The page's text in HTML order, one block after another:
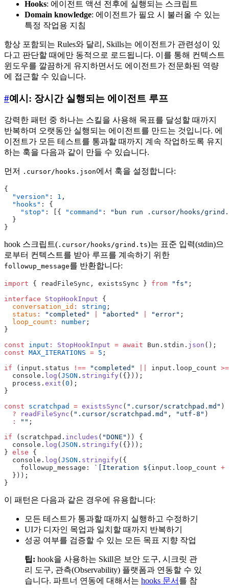
Hooks: 에이전트 액션 전후에 실행되는 스크립트
Domain knowledge: 에이전트가 필요 시 불러올 수 있는
특정 작업용 지침
항상 포함되는 Rules와 달리, Skills는 에이전트가 관련성이 있
다고 판단할 때에만 동적으로 로드됩니다. 이를 통해 컨텍스트
윈도우를 깔끔하게 유지하면서도 에이전트가 전문화된 역량
에 접근할 수 있습니다.
#예시: 장시간 실행되는 에이전트 루프
강력한 패턴 중 하나는 스킬을 사용해 목표를 달성할 때까지
반복하며 오랫동안 실행되는 에이전트를 만드는 것입니다. 에
이전트가 모든 테스트를 통과할 때까지 계속 작업하도록 유지
하는 훅을 다음과 같이 만들 수 있습니다.
먼저 .cursor/hooks.json에서 훅을 설정합니다:
{
  "version"
: 1 ,
  "hooks"
: {
    "stop"
: [{ "command" :
"bun run .cursor/hooks/
  }
}
hook 스크립트( .cursor/hooks/grind.ts)는 표준 입력(stdin)으
로부터 컨텍스트를 받아 루프를 계속하기 위한
followup_message를 반환합니다:
import { readFileSync, existsSync } from "fs" ;
interface StopHookInput {
  conversation_id
: string ;
  status
: "completed" "aborted" "error" ;
  loop_count
: number ;
}
const input : StopHookInput = await Bun.stdin. json ();
const MAX_ITERATIONS = 5 ;
if (input.status !== "completed" input.loop_count >=
  console.
log (JSON . stringify({}));
  process.
exit (0 );
}
const scratchpad = existsSync ( ".cursor/scratchpad.md" )
  ?
readFileSync ( ".cursor/scratchpad.md" , "utf-8" )
  :
"" ;
if (scratchpad. includes ( "DONE" )) {
  console.
log (JSON . stringify({}));
} else {
  console.
log (JSON . stringify({
    followup_message:
`[Iteration ${input . loop_count +
  }));
}
이 패턴은 다음과 같은 경우에 유용합니다:
모든 테스트가 통과할 때까지 실행하고 수정하기
UI가 디자인 목업과 일치할 때까지 반복하기
성공 여부를 검증할 수 있는 모든 목표 지향 작업
팁: hook을 사용하는 Skill은 보안 도구, 시크릿 관
리 도구, 관측(Observability) 플랫폼과 연동할 수 있
습니다. 파트너 연동에 대해서는 hooks 문서 를 참